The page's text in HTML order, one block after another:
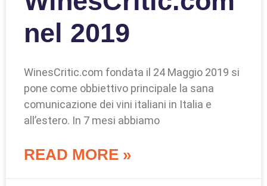
nel 2019
WinesCritic.com fondata il 24 Maggio 2019 si
pone come obbiettivo principale la sana
comunicazione dei vini italiani in Italia e
all’estero. In 7 mesi abbiamo
READ MORE »